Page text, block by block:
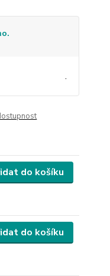
.
do košíku
do košíku